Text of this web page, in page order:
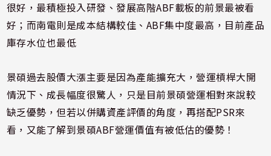
很好，最積極投入研發、發展高階ABF載板的前景最被看
好；而南電則是成本結構較佳、 ABF集中度最高，目前產品
庫存水位也最低
景碩過去股價大漲主要是因為產能擴充大，營運槓桿大開
情況下、成長幅度很驚人，只是目前景碩營運相對來說較
缺乏優勢，但若以併購資產評價的角度，再搭配PSR來
看，又能了解到景碩ABF營運價值有被低估的優勢！